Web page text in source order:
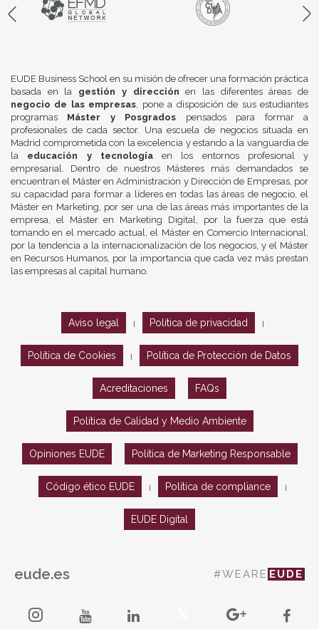
EUDE Business School en su misión de ofrecer una formación práctica
basada en la gestión y dirección en las diferentes áreas de
negocio de las empresas, pone a disposición de sus estudiantes
programas Máster y Posgrados pensados para formar a
profesionales de cada sector. Una escuela de negocios situada en
Madrid comprometida con la excelencia y estando a la vanguardia de
la educación y tecnologíaen los entornos profesional y
empresarial. Dentro de nuestros Másteres más demandados se
encuentran el Máster en Administración y Dirección de Empresas, por
su capacidad para formar a líderes en todas las áreas de negocio, el
Máster en Marketing, por ser una de las áreas más importantes de la
empresa, el Máster en Marketing Digital, por la fuerza que está
tomando en el mercado actual, el Máster en Comercio Internacional,
por la tendencia a la internacionalización de los negocios, y el Máster
en Recursos Humanos, por la importancia que cada vez más prestan
las empresas al capital humano.
Aviso legal Política de privacidad
Política de Cookies Política de Protección de Datos
Acreditaciones FAQs
Política de Calidad y Medio Ambiente
Opiniones EUDE Política de Marketing Responsable
Código ético EUDE Política de compliance
EUDE Digital
eude.es #WEARE EUDE